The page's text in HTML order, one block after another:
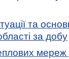
та
за добу
мереж